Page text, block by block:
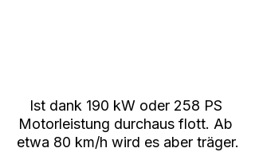
Ist dank 190 kW oder 258 PS
Motorleistung durchaus flott. Ab
etwa 80 km/h wird es aber träger.